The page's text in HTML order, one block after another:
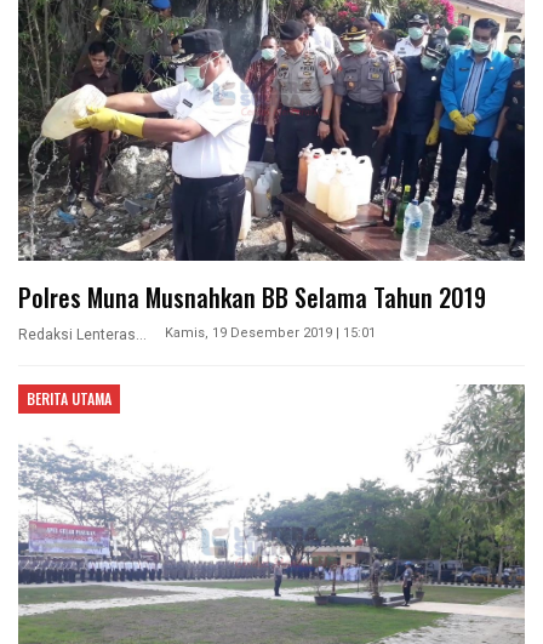
Polres Muna Musnahkan BB Selama Tahun 2019
Redaksi Lenterasultra Kamis, 19 Desember 2019 | 15:01
BERITA UTAMA